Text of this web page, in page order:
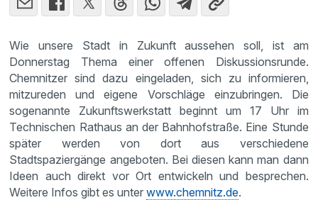
Wie unsere Stadt in Zukunft aussehen soll, ist am
Donnerstag Thema einer offenen Diskussionsrunde.
Chemnitzer sind dazu eingeladen, sich zu informieren,
mitzureden und eigene Vorschläge einzubringen. Die
sogenannte Zukunftswerkstatt beginnt um 17 Uhr im
Technischen Rathaus an der Bahnhofstraße. Eine Stunde
später werden von dort aus verschiedene
Stadtspaziergänge angeboten. Bei diesen kann man dann
Ideen auch direkt vor Ort entwickeln und besprechen.
Weitere Infos gibt es unterwww.chemnitz.de.